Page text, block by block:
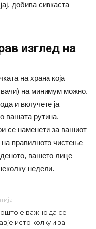
добива сивкаста
изглед на
на храна која
на минимум можно.
и вклучете ја
вашата рутина.
се наменети за вашиот
правилното чистење
вашето лице
недели.
е важно да се
исто колку и за